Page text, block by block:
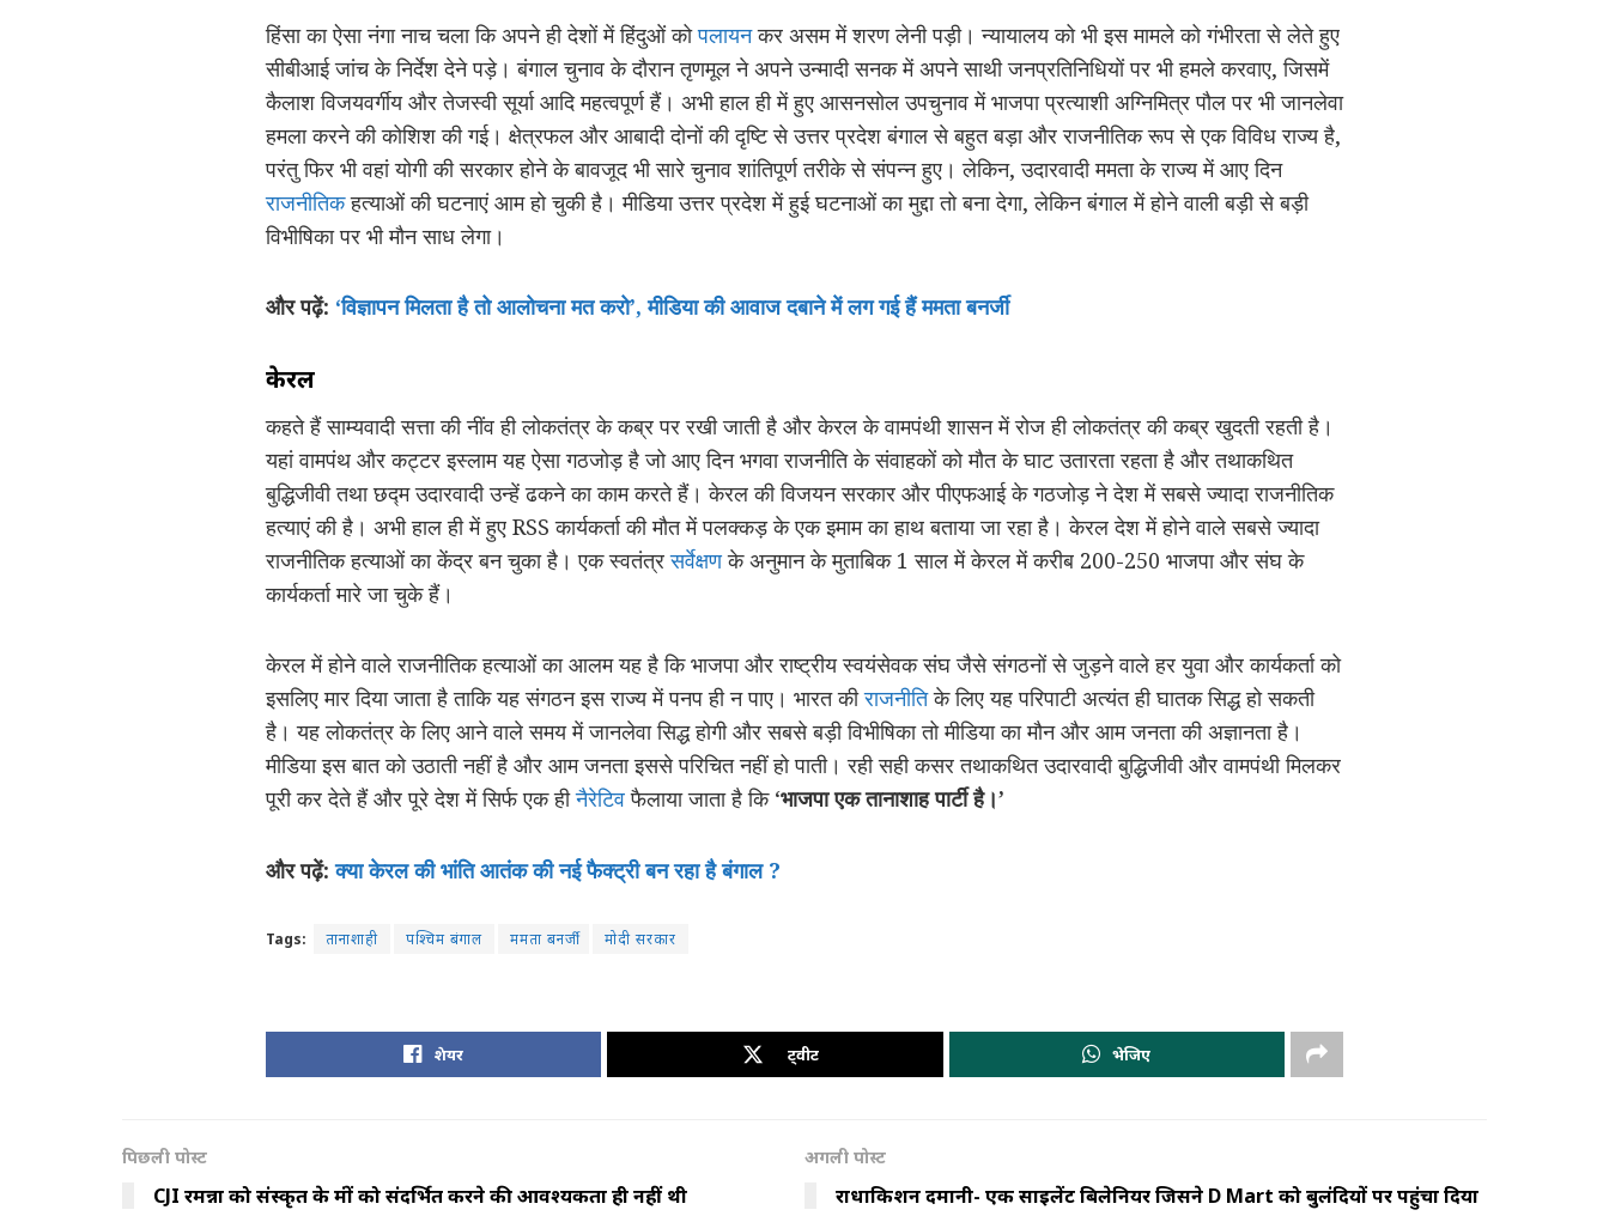
हिंसा का ऐसा नंगा नाच चला कि अपने ही देशों में हिंदुओं कोपलायनकर असम में शरण लेनी पड़ी। न्यायालय को भी इस मामले को गंभीरता से लेते हुए
सीबीआई जांच के निर्देश देने पड़े। बंगाल चुनाव के दौरान तृणमूल ने अपने उन्मादी सनक में अपने साथी जनप्रतिनिधियों पर भी हमले करवाए, जिसमें
कैलाश विजयवर्गीय और तेजस्वी सूर्या आदि महत्वपूर्ण हैं। अभी हाल ही में हुए आसनसोल उपचुनाव में भाजपा प्रत्याशी अग्निमित्र पौल पर भी जानलेवा
हमला करने की कोशिश की गई। क्षेत्रफल और आबादी दोनों की दृष्टि से उत्तर प्रदेश बंगाल से बहुत बड़ा और राजनीतिक रूप से एक विविध राज्य है,
परंतु फिर भी वहां योगी की सरकार होने के बावजूद भी सारे चुनाव शांतिपूर्ण तरीके से संपन्न हुए। लेकिन, उदारवादी ममता के राज्य में आए दिन
राजनीतिकहत्याओं की घटनाएं आम हो चुकी है। मीडिया उत्तर प्रदेश में हुई घटनाओं का मुद्दा तो बना देगा, लेकिन बंगाल में होने वाली बड़ी से बड़ी
विभीषिका पर भी मौन साध लेगा।
और पढ़ें: ‘विज्ञापन मिलता है तो आलोचना मत करो’, मीडिया की आवाज दबाने में लग गई हैं ममता बनर्जी
केरल
कहते हैं साम्यवादी सत्ता की नींव ही लोकतंत्र के कब्र पर रखी जाती है और केरल के वामपंथी शासन में रोज ही लोकतंत्र की कब्र खुदती रहती है।
यहां वामपंथ और कट्टर इस्लाम यह ऐसा गठजोड़ है जो आए दिन भगवा राजनीति के संवाहकों को मौत के घाट उतारता रहता है और तथाकथित
बुद्धिजीवी तथा छद्म उदारवादी उन्हें ढकने का काम करते हैं। केरल की विजयन सरकार और पीएफआई के गठजोड़ ने देश में सबसे ज्यादा राजनीतिक
हत्याएं की है। अभी हाल ही में हुए RSS कार्यकर्ता की मौत में पलक्कड़ के एक इमाम का हाथ बताया जा रहा है। केरल देश में होने वाले सबसे ज्यादा
राजनीतिक हत्याओं का केंद्र बन चुका है। एक स्वतंत्रसर्वेक्षणके अनुमान के मुताबिक 1 साल में केरल में करीब 200-250 भाजपा और संघ के
कार्यकर्ता मारे जा चुके हैं।
केरल में होने वाले राजनीतिक हत्याओं का आलम यह है कि भाजपा और राष्ट्रीय स्वयंसेवक संघ जैसे संगठनों से जुड़ने वाले हर युवा और कार्यकर्ता को
इसलिए मार दिया जाता है ताकि यह संगठन इस राज्य में पनप ही न पाए। भारत कीराजनीतिके लिए यह परिपाटी अत्यंत ही घातक सिद्ध हो सकती
है। यह लोकतंत्र के लिए आने वाले समय में जानलेवा सिद्ध होगी और सबसे बड़ी विभीषिका तो मीडिया का मौन और आम जनता की अज्ञानता है।
मीडिया इस बात को उठाती नहीं है और आम जनता इससे परिचित नहीं हो पाती। रही सही कसर तथाकथित उदारवादी बुद्धिजीवी और वामपंथी मिलकर
पूरी कर देते हैं और पूरे देश में सिर्फ एक हीनैरेटिवफैलाया जाता है कि ‘भाजपा एक तानाशाह पार्टी है।’
और पढ़ें:क्या केरल की भांति आतंक की नई फैक्ट्री बन रहा है बंगाल ?
Tags: तानाशाही पश्चिम बंगाल ममता बनर्जी मोदी सरकार
शेयर ट्वीट भेजिए
पिछली पोस्ट
CJI रमन्ना को संस्कृत के मंत्रों को संदर्भित करने की आवश्यकता ही नहीं थी
अगली पोस्ट
राधाकिशन दमानी- एक साइलेंट बिलेनियर जिसने D Mart को बुलंदियों पर पहुंचा दिया